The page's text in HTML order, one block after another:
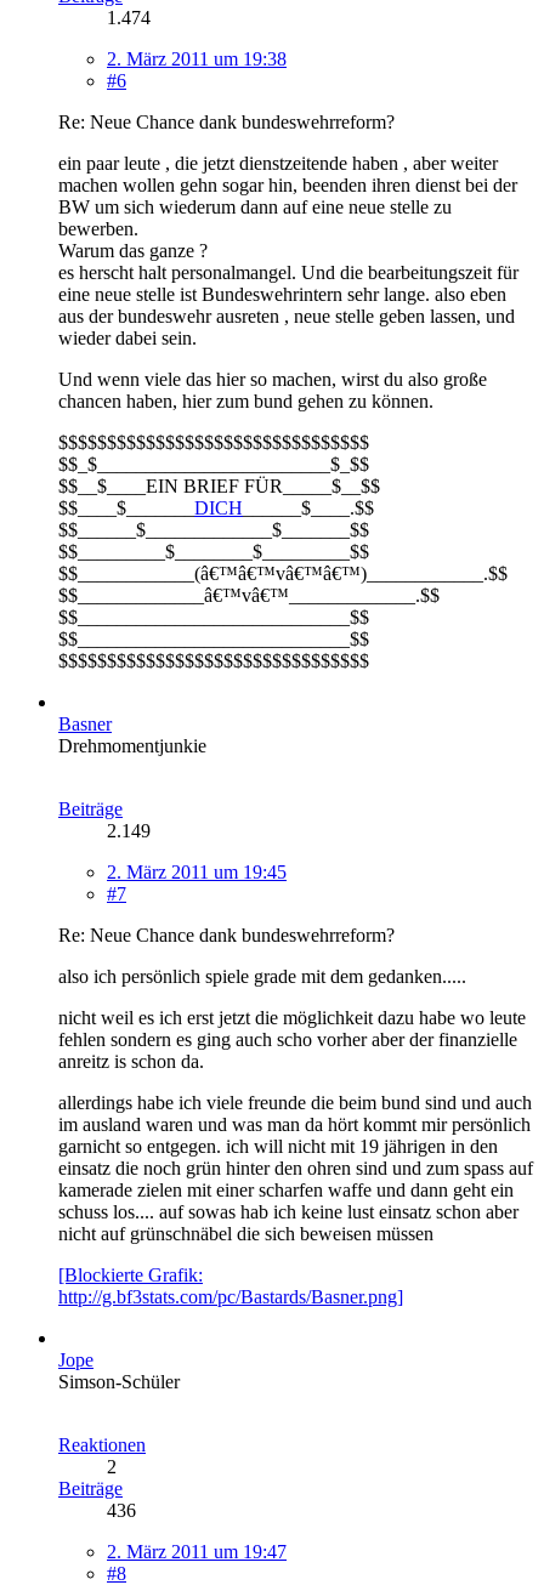
1.474
2. März 2011 um 19:38
#6
Re: Neue Chance dank bundeswehrreform?
ein paar leute , die jetzt dienstzeitende haben , aber weiter
machen wollen gehn sogar hin, beenden ihren dienst bei der
BW um sich wiederum dann auf eine neue stelle zu
bewerben.
Warum das ganze ?
es herscht halt personalmangel. Und die bearbeitungszeit für
eine neue stelle ist Bundeswehrintern sehr lange. also eben
aus der bundeswehr ausreten , neue stelle geben lassen, und
wieder dabei sein.
Und wenn viele das hier so machen, wirst du also große
chancen haben, hier zum bund gehen zu können.
$$$$$$$$$$$$$$$$$$$$$$$$$$$$$$$$
$$_$________________________$_$$
$$__$____EIN BRIEF FÜR_____$__$$
$$____$_______ DICH ______$____.$$
$$______$_____________$_______$$
$$_________$________$_________$$
$$____________(â€™â€™vâ€™â€™)____________.$$
$$_____________â€™vâ€™_____________.$$
$$____________________________$$
$$____________________________$$
$$$$$$$$$$$$$$$$$$$$$$$$$$$$$$$$
Basner
Drehmomentjunkie
Beiträge
2.149
2. März 2011 um 19:45
#7
Re: Neue Chance dank bundeswehrreform?
also ich persönlich spiele grade mit dem gedanken.....
nicht weil es ich erst jetzt die möglichkeit dazu habe wo leute
fehlen sondern es ging auch scho vorher aber der finanzielle
anreitz is schon da.
allerdings habe ich viele freunde die beim bund sind und auch
im ausland waren und was man da hört kommt mir persönlich
garnicht so entgegen. ich will nicht mit 19 jährigen in den
einsatz die noch grün hinter den ohren sind und zum spass auf
kamerade zielen mit einer scharfen waffe und dann geht ein
schuss los.... auf sowas hab ich keine lust einsatz schon aber
nicht auf grünschnäbel die sich beweisen müssen
[Blockierte Grafik:
http://g.bf3stats.com/pc/Bastards/Basner.png]
Jope
Simson-Schüler
Reaktionen
2
Beiträge
436
2. März 2011 um 19:47
#8